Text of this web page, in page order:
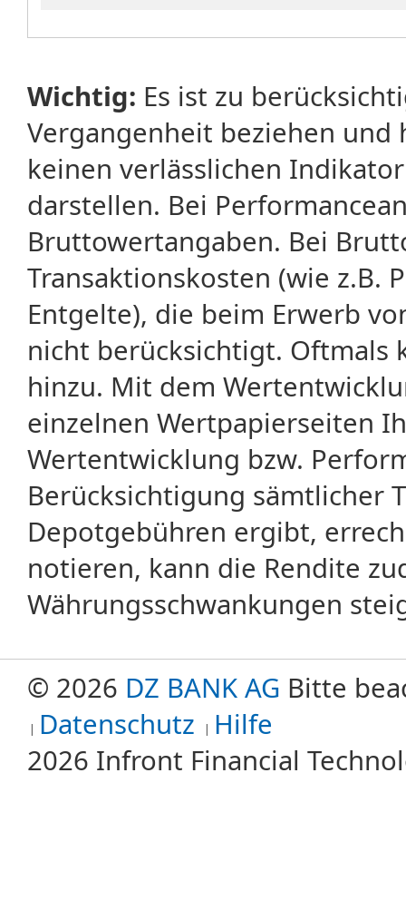
Wichtig: Es ist zu
Vergangenheit beziehen
keinen verlässlichen
darstellen. Bei
Bruttowertangaben. Bei
Transaktionskosten (wie z.B.
Entgelte), die beim Erwerb
nicht berücksichtigt. Oftmals
hinzu. Mit dem
einzelnen Wertpapierseiten
Wertentwicklung bzw.
Berücksichtigung sämtlicher
Depotgebühren ergibt,
notieren, kann die Rendite
Währungsschwankungen
© 2026 DZ BANK AG Bitte
Datenschutz Hilfe
2026 Infront Financial